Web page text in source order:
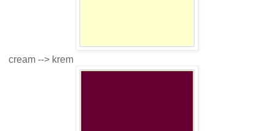
cream --> krem